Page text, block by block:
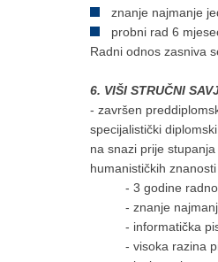
znanje najmanje
probni rad 6
Radni odnos zasniva
6. VIŠI STRUČNI
- završen
specijalistički
na snazi prije
humanističkih
- 3 godine radnog
- znanje najmanje
- informatička
- visoka razina